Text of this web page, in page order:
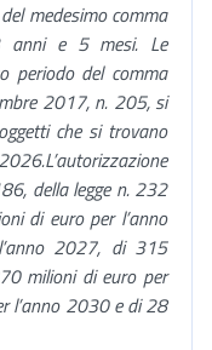
medesimo comma
anni e 5 mesi. Le
periodo del comma
2017, n. 205, si
che si trovano
della legge n. 232
di euro per l’anno
2027, di 315
milioni di euro per
l’anno 2030 e di 28